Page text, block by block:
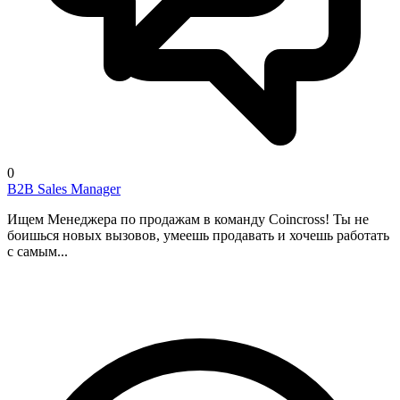
0
B2B Sales Manager
Ищем Менеджера по продажам в команду Coincross! Ты не
боишься новых вызовов, умеешь продавать и хочешь работать
с самым...